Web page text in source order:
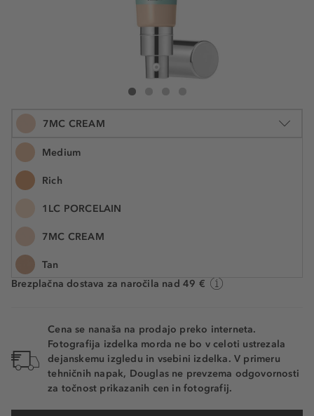
It Cosmetics CC Natural Matte
7MC CREAM
Medium
Rich
1LC PORCELAIN
7MC CREAM
Tan
Fair Ivory
Fair Porcelain
Na voljo. Dostava: 2 do 5 delovnih dni
Brezplačna dostava za naročila nad 49 €
Cena se nanaša na prodajo preko interneta.
Fotografija izdelka morda ne bo v celoti ustrezala
dejanskemu izgledu in vsebini izdelka. V primeru
tehničnih napak, Douglas ne prevzema odgovornosti
za točnost prikazanih cen in fotografij.